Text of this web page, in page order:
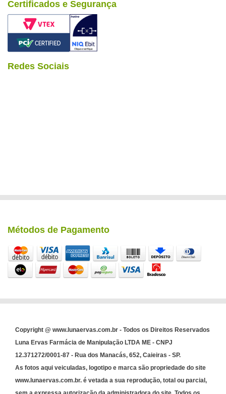
Certificados e Segurança
Redes Sociais
Métodos de Pagamento
Copyright @ www.lunaervas.com.br - Todos os Direitos Reservados
Luna Ervas Farmácia de Manipulação LTDA ME - CNPJ
12.371272/0001-87 - Rua dos Manacás, 652, Caieiras - SP.
As fotos aqui veiculadas, logotipo e marca são propriedade do site
www.lunaervas.com.br. é vetada a sua reprodução, total ou parcial,